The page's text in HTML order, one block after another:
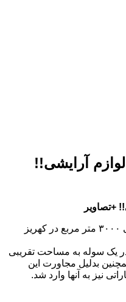
آرایشی!!
+تصاویر
حریق در یک سوله به مساحت تقریبی
همچنین بدلیل مجاورت این
نیز به آنها وارد شد.